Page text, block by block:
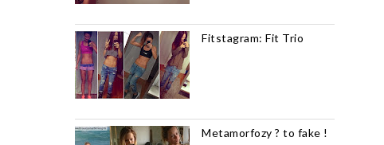
Fitstagram: Fit Trio
Metamorfozy ? to fake !